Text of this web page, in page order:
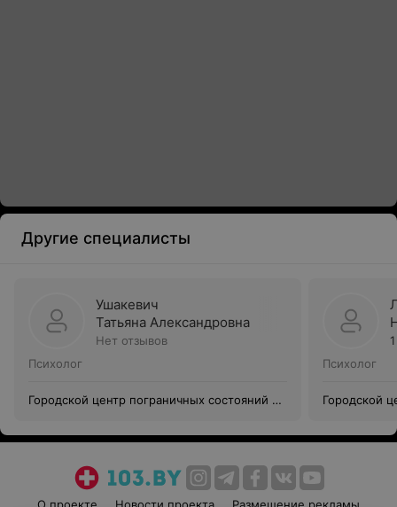
Другие специалисты
Ушакевич
Татьяна Александровна
Нет отзывов
Психолог
Городской центр пограничных состояний и
Психолог
Городской